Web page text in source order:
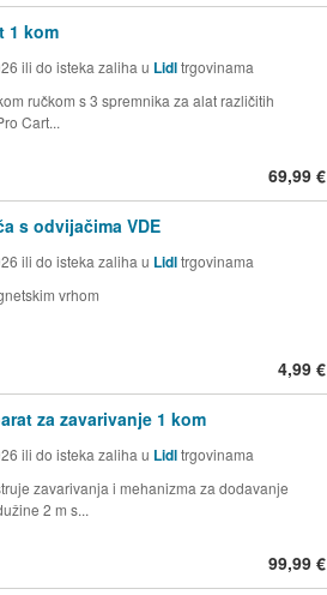
1 kom
ili do isteka zaliha u Lidltrgovinama
ručkom s 3 spremnika za alat različitih
Cart...
69,99 €
s odvijačima VDE
ili do isteka zaliha u Lidltrgovinama
vrhom
4,99 €
za zavarivanje 1 kom
ili do isteka zaliha u Lidltrgovinama
zavarivanja i mehanizma za dodavanje
2 m s...
99,99 €